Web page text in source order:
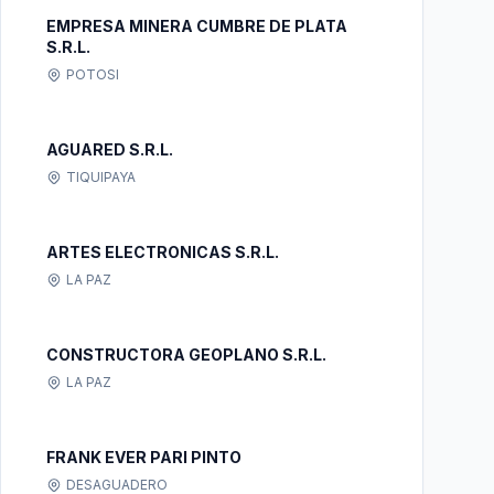
EMPRESA MINERA CUMBRE DE PLATA
S.R.L.
POTOSI
AGUARED S.R.L.
TIQUIPAYA
ARTES ELECTRONICAS S.R.L.
LA PAZ
CONSTRUCTORA GEOPLANO S.R.L.
LA PAZ
FRANK EVER PARI PINTO
DESAGUADERO